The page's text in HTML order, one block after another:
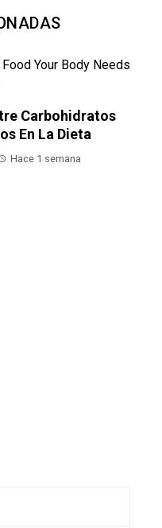
Carbohidratos
En La Dieta
Hace 1 semana